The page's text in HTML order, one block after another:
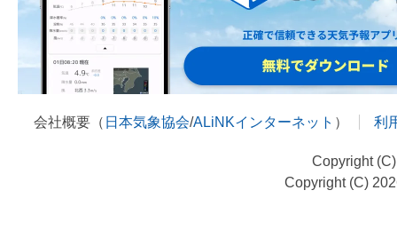
会社概要（ 日本気象協会/ALiNKインターネット ） 利
Copyright
Copyright (C)